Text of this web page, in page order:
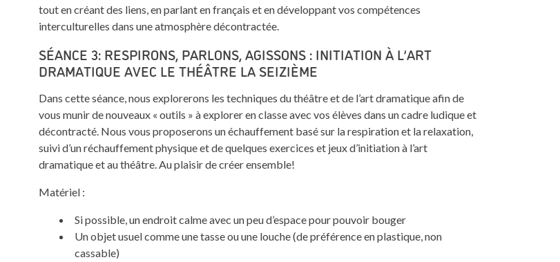
tout en créant des liens, en parlant en français et en développant vos compétences
interculturelles dans une atmosphère décontractée.
SÉANCE 3: RESPIRONS, PARLONS, AGISSONS : INITIATION À L’ART
DRAMATIQUE AVEC LE THÉÂTRE LA SEIZIÈME
Dans cette séance, nous explorerons les techniques du théâtre et de l’art dramatique afin de
vous munir de nouveaux « outils » à explorer en classe avec vos élèves dans un cadre ludique et
décontracté. Nous vous proposerons un échauffement basé sur la respiration et la relaxation,
suivi d’un réchauffement physique et de quelques exercices et jeux d’initiation à l’art
dramatique et au théâtre. Au plaisir de créer ensemble!
Matériel :
Si possible, un endroit calme avec un peu d’espace pour pouvoir bouger
Un objet usuel comme une tasse ou une louche (de préférence en plastique, non
cassable)